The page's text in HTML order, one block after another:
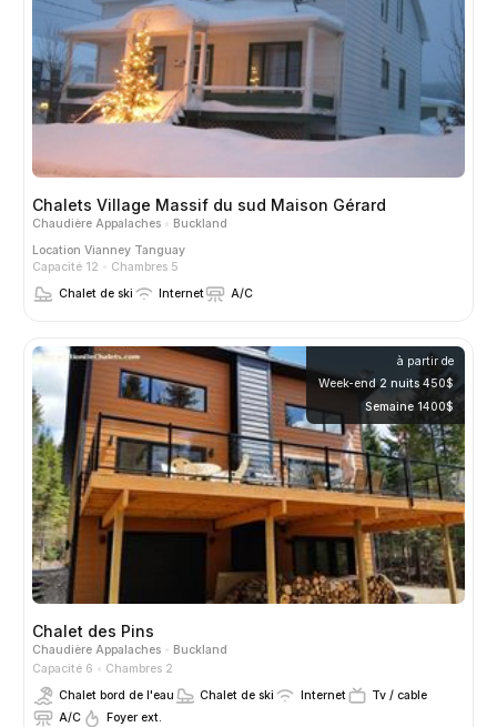
Chalets Village Massif du sud Maison Gérard
Chaudière Appalaches
Buckland
Location Vianney Tanguay
Capacité 12
Chambres 5
Chalet de ski
Internet A/C
à partir de
Week-end 2 nuits 450$
Semaine 1400$
Chalet des Pins
Chaudière Appalaches
Buckland
Capacité 6
Chambres 2
Chalet bord de l'eau
Chalet de ski Internet
Tv / cable
A/C
Foyer ext.